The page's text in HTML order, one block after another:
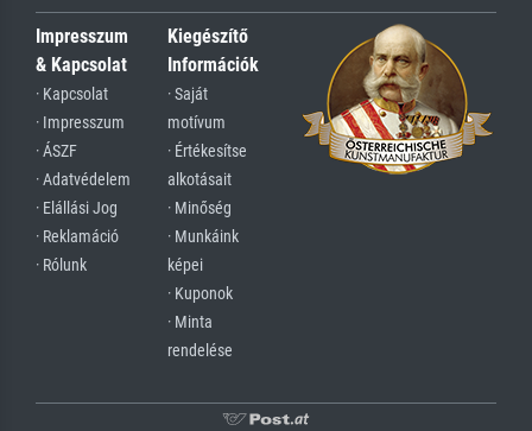
Impresszum
& Kapcsolat
· Kapcsolat
· Impresszum
· ÁSZF
· Adatvédelem
· Elállási Jog
· Reklamáció
· Rólunk
Kiegészítő
Információk
· Saját
motívum
· Értékesítse
alkotásait
· Minőség
· Munkáink
képei
· Kuponok
· Minta
rendelése